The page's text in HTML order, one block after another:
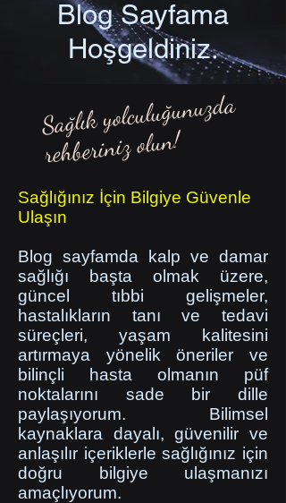
Blog Sayfama
Hoşgeldiniz.
Sağlık yolculuğunuzda
rehberiniz olun!
Sağlığınız İçin Bilgiye Güvenle
Ulaşın
Blog sayfamda kalp ve damar
sağlığı başta olmak üzere,
güncel tıbbi gelişmeler,
hastalıkların tanı ve tedavi
süreçleri, yaşam kalitesini
artırmaya yönelik öneriler ve
bilinçli hasta olmanın püf
noktalarını sade bir dille
paylaşıyorum. Bilimsel
kaynaklara dayalı, güvenilir ve
anlaşılır içeriklerle sağlığınız için
doğru bilgiye ulaşmanızı
amaçlıyorum.